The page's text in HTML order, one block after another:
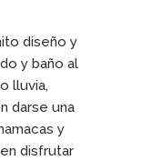
diseño y
y baño al
lluvia,
darse una
y
disfrutar